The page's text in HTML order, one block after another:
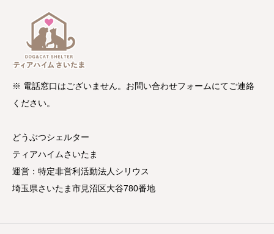
※ 電話窓口はございません。お問い合わせフォームにてご連絡
ください。
どうぶつシェルター
ティアハイムさいたま
運営：特定非営利活動法人シリウス
埼玉県さいたま市見沼区大谷780番地